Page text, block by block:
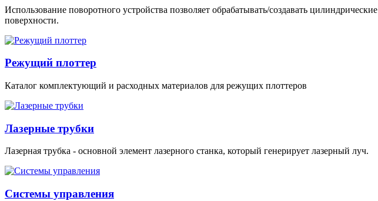
Использование поворотного устройства позволяет обрабатывать/создавать цилиндрические
поверхности.
Режущий плоттер
Каталог комплектующий и расходных материалов для режущих плоттеров
Лазерные трубки
Лазерная трубка - основной элемент лазерного станка, который генерирует лазерный луч.
Системы управления